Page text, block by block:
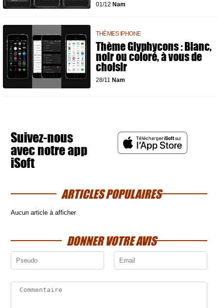
01/12 Nam
THÈMES IPHONE
Thème Glyphycons : Blanc,
noir ou coloré, à vous de
choisir
28/11 Nam
Suivez-nous
avec notre app
iSoft
ARTICLES POPULAIRES
Aucun article à afficher
DONNER VOTRE AVIS